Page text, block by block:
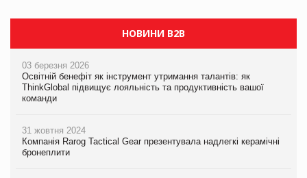
НОВИНИ B2B
03 березня 2026
Освітній бенефіт як інструмент утримання талантів: як
ThinkGlobal підвищує лояльність та продуктивність вашої
команди
31 жовтня 2024
Компанія Rarog Tactical Gear презентувала надлегкі керамічні
бронеплити